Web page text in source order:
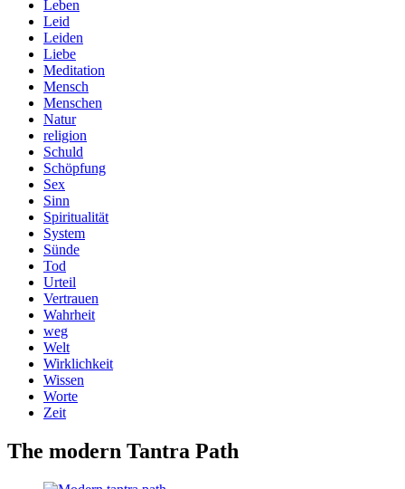
Leben
Leid
Leiden
Liebe
Meditation
Mensch
Menschen
Natur
religion
Schuld
Schöpfung
Sex
Sinn
Spiritualität
System
Sünde
Tod
Urteil
Vertrauen
Wahrheit
weg
Welt
Wirklichkeit
Wissen
Worte
Zeit
The modern Tantra Path